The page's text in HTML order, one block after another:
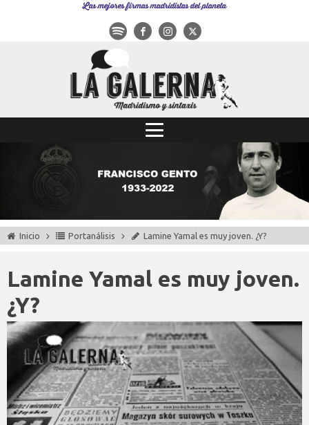
Las mejores firmas madridistas del planeta
Inicio Portanálisis Lamine Yamal es muy joven. ¿Y?
Lamine Yamal es muy joven.
¿Y?